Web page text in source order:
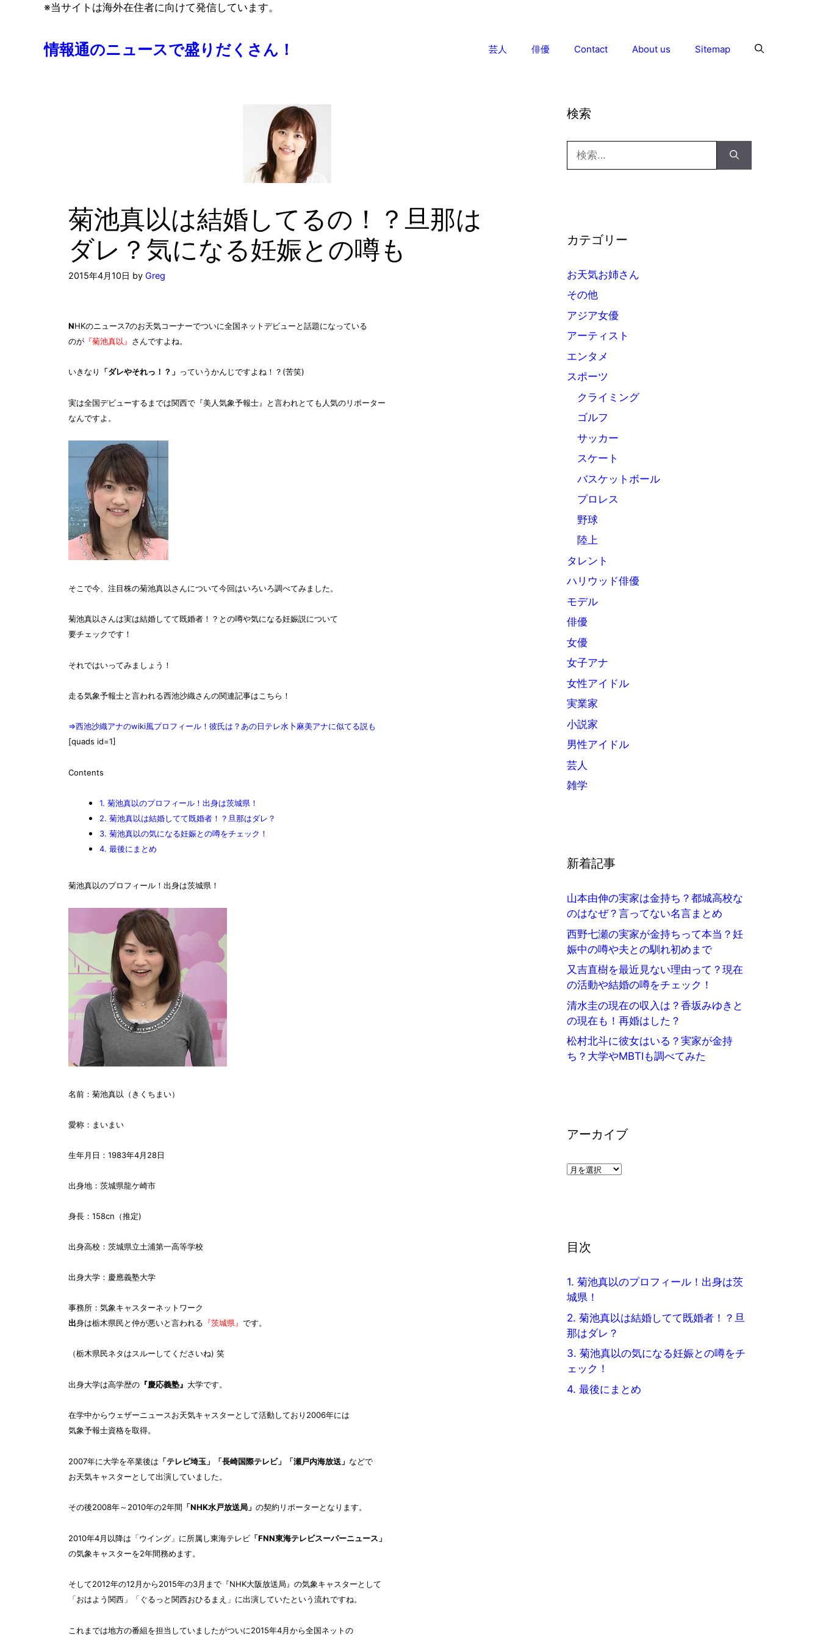
※当サイトは海外在住者に向けて発信しています。
情報通のニュースで盛りだくさん！ 芸人 俳優 Contact About us Sitemap
菊池真以は結婚してるの！？旦那は
ダレ？気になる妊娠との噂も
2015年4月10日 by Greg
NHKのニュース7のお天気コーナーでついに全国ネットデビューと話題になっている
のが 『菊池真以』 さんですよね。
いきなり 「ダレやそれっ！？」 っていうかんじですよね！？(苦笑)
実は全国デビューするまでは関西で『美人気象予報士』と言われとても人気のリポーター
なんですよ。
そこで今、注目株の菊池真以さんについて今回はいろいろ調べてみました。
菊池真以さんは実は結婚してて既婚者！？との噂や気になる妊娠説について
要チェックです！
それではいってみましょう！
走る気象予報士と言われる西池沙織さんの関連記事はこちら！
⇒西池沙織アナのwiki風プロフィール！彼氏は？あの日テレ水卜麻美アナに似てる説も
[quads id=1]
Contents
1. 菊池真以のプロフィール！出身は茨城県！
2. 菊池真以は結婚してて既婚者！？旦那はダレ？
3. 菊池真以の気になる妊娠との噂をチェック！
4. 最後にまとめ
菊池真以のプロフィール！出身は茨城県！
名前：菊池真以（きくちまい）
愛称：まいまい
生年月日：1983年4月28日
出身地：茨城県龍ケ崎市
身長：158cn（推定)
出身高校：茨城県立土浦第一高等学校
出身大学：慶應義塾大学
事務所：気象キャスターネットワーク
出身は栃木県民と仲が悪いと言われる 『茨城県』 です。
（栃木県民ネタはスルーしてくださいね) 笑
出身大学は高学歴の 『慶応義塾』 大学です。
在学中からウェザーニュースお天気キャスターとして活動しており2006年には
気象予報士資格を取得。
2007年に大学を卒業後は 「テレビ埼玉」「長崎国際テレビ」「瀬戸内海放送」 などで
お天気キャスターとして出演していました。
その後2008年～2010年の2年間 「NHK水戸放送局」 の契約リポーターとなります。
2010年4月以降は「ウイング」に所属し東海テレビ 「FNN東海テレビスーパーニュース」
の気象キャスターを2年間務めます。
そして2012年の12月から2015年の3月まで 『NHK大阪放送局』の気象キャスターとして
「おはよう関西」「ぐるっと関西おひるまえ」に出演していたという流れですね。
これまでは地方の番組を担当していましたがついに2015年4月から全国ネットの
検索
索:
カテゴリー
お天気お姉さん
その他
アジア女優
アーティスト
エンタメ
スポーツ
クライミング
ゴルフ
サッカー
スケート
バスケットボール
プロレス
野球
陸上
タレント
ハリウッド俳優
モデル
俳優
女優
女子アナ
女性アイドル
実業家
小説家
男性アイドル
芸人
雑学
新着記事
山本由伸の実家は金持ち？都城高校な
のはなぜ？言ってない名言まとめ
西野七瀬の実家が金持ちって本当？妊
娠中の噂や夫との馴れ初めまで
又吉直樹を最近見ない理由って？現在
の活動や結婚の噂をチェック！
清水圭の現在の収入は？香坂みゆきと
の現在も！再婚はした？
松村北斗に彼女はいる？実家が金持
ち？大学やMBTIも調べてみた
アーカイブ
ア
目次
1. 菊池真以のプロフィール！出身は茨
城県！
2. 菊池真以は結婚してて既婚者！？旦
那はダレ？
3. 菊池真以の気になる妊娠との噂をチ
ェック！
4. 最後にまとめ